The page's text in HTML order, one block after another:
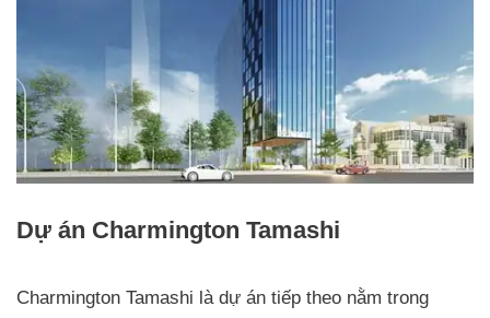
Dự án Charmington Tamashi
Charmington Tamashi là dự án tiếp theo nằm trong